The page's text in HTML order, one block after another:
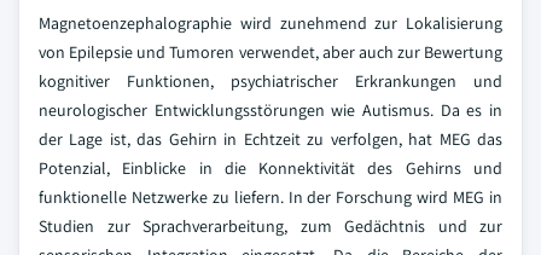
Magnetoenzephalographie wird zunehmend zur Lokalisierung
von Epilepsie und Tumoren verwendet, aber auch zur Bewertung
kognitiver Funktionen, psychiatrischer Erkrankungen und
neurologischer Entwicklungsstörungen wie Autismus. Da es in
der Lage ist, das Gehirn in Echtzeit zu verfolgen, hat MEG das
Potenzial, Einblicke in die Konnektivität des Gehirns und
funktionelle Netzwerke zu liefern. In der Forschung wird MEG in
Studien zur Sprachverarbeitung, zum Gedächtnis und zur